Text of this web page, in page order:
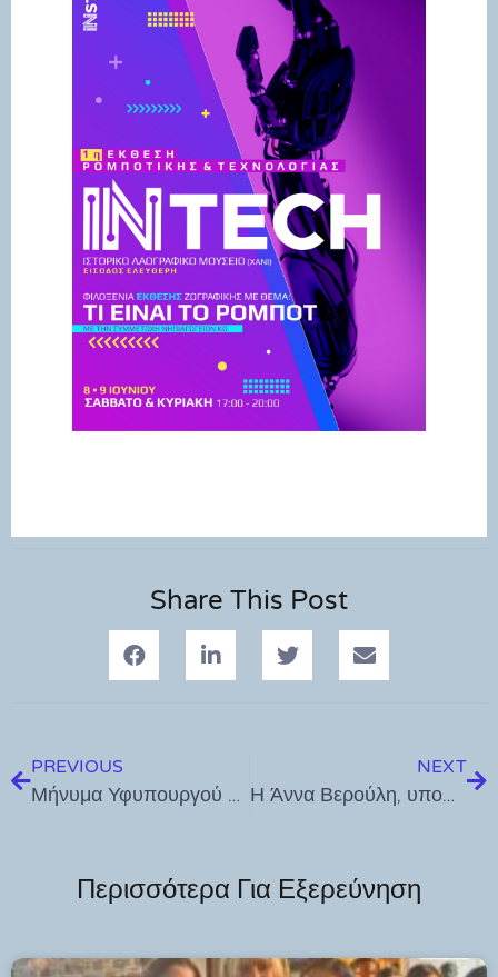
Share This Post
PREVIOUS
Μήνυμα Υφυπουργού Ναυτιλίας και Νησιωτικής Πολιτικής, Γιάννη Παππά, για τις πανελλήνιες εξετάσεις
NEXT
Η Άννα Βερούλη, υποψήφια ευρωβουλευτής με το ΠΑΣΟΚ-ΚΙΝΑΛ, στην Κάλυμνο (φωτος κ βίντεο)
Περισσότερα Για Εξερεύνηση